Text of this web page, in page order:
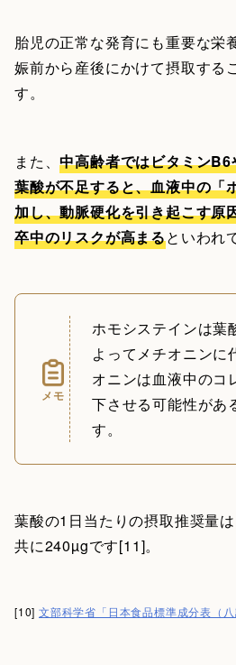
胎児の正常な発育にも重要な栄
娠前から産後にかけて摂取する
す。
また、中高齢者ではビタミン
葉酸が不足すると、血液中の「
加し、動脈硬化を引き起こす原
卒中のリスクが高まるといわれ
メモ
ホモシステインは葉
よってメチオニンに
オニンは血液中のコ
下させる可能性があ
す。
葉酸の1日当たりの摂取推奨量
共に240µgです[11]。
[10] 文部科学省「日本食品標準成分表（